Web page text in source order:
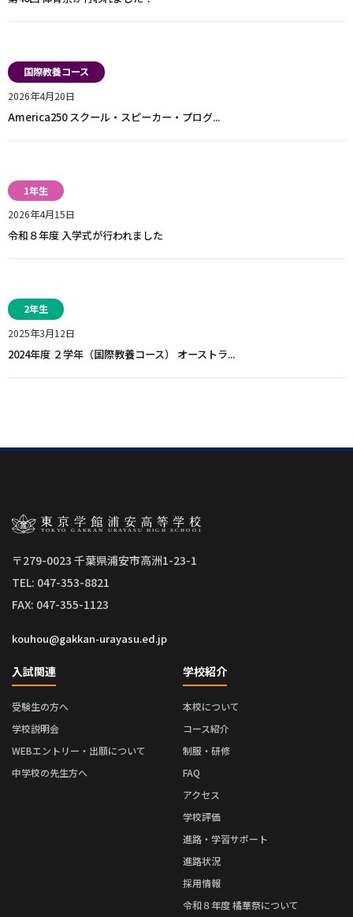
国際教養コース
2026年4月20日
America250 スクール・スピーカー・プログ...
1年生
2026年4月15日
令和８年度 入学式が行われました
2年生
2025年3月12日
2024年度 ２学年（国際教養コース） オーストラ...
〒279-0023 千葉県浦安市高洲1-23-1
TEL: 047-353-8821
FAX: 047-355-1123
kouhou@gakkan-urayasu.ed.jp
入試関連
受験生の方へ
学校説明会
WEBエントリー・出願について
中学校の先生方へ
学校紹介
本校について
コース紹介
制服・研修
FAQ
アクセス
学校評価
進路・学習サポート
進路状況
採用情報
令和８年度 橘華祭について